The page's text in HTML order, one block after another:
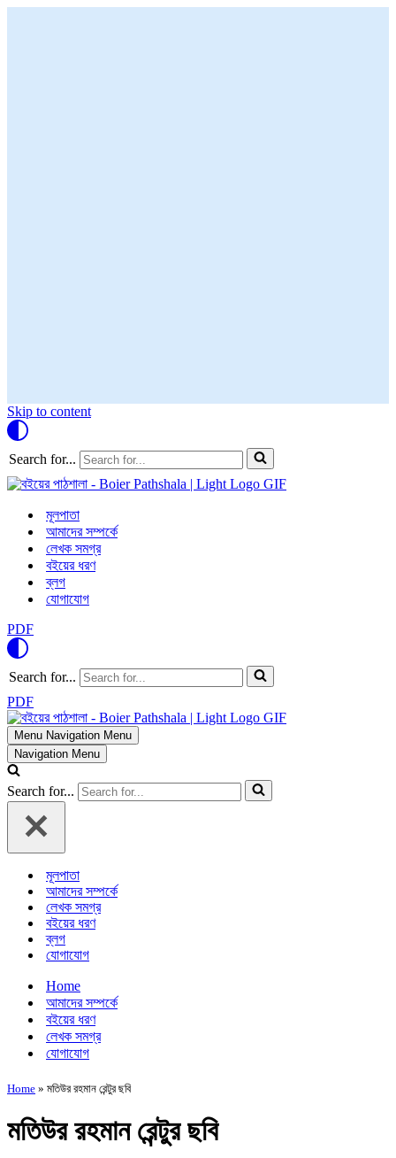
Skip to content
Search for...
মূলপাতা
আমাদের সম্পর্কে
লেখক সমগ্র
বইয়ের ধরণ
ব্লগ
যোগাযোগ
PDF
Search for...
PDF
Menu Navigation Menu
Navigation Menu
Search for...
মূলপাতা
আমাদের সম্পর্কে
লেখক সমগ্র
বইয়ের ধরণ
ব্লগ
যোগাযোগ
Home
আমাদের সম্পর্কে
বইয়ের ধরণ
লেখক সমগ্র
যোগাযোগ
Home » মতিউর রহমান রেন্টুর ছবি
মতিউর রহমান রেন্টুর ছবি